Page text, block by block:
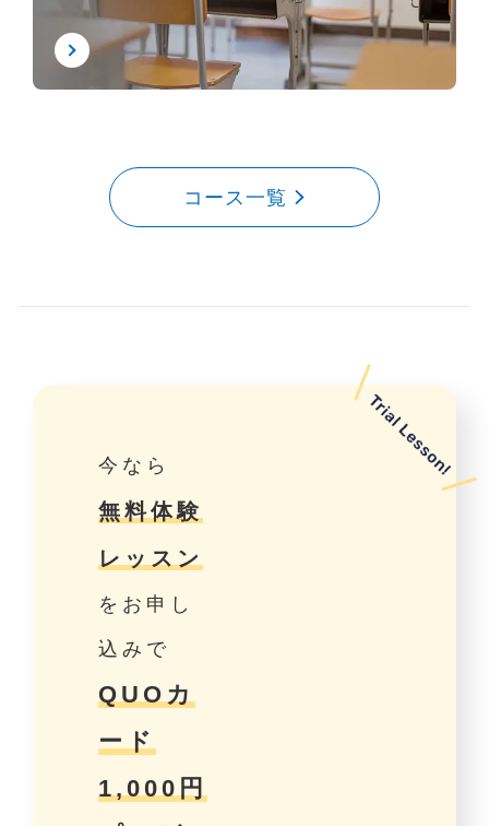
コース一覧
今なら
無料体験
レッスン
をお申し
込みで
QUOカ
ード
1,000円